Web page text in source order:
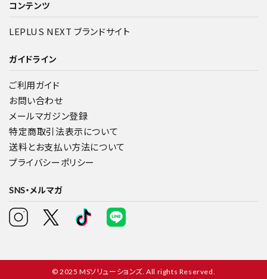
コンテンツ
LEPLUS NEXT ブランドサイト
ガイドライン
ご利用ガイド
お問い合わせ
メールマガジン登録
特定商取引法表示について
送料とお支払い方法について
プライバシーポリシー
SNS・メルマガ
© 2025 MSソリューションズ. All rights Reserved.